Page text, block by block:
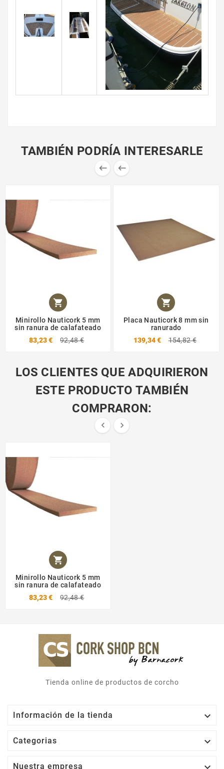
TAMBIÉN PODRÍA INTERESARLE
 

Minirollo Nauticork 5 mm
sin ranura de calafateado
83,23 €
92,48 €

Placa Nauticork 8 mm sin
ranurado
139,34 €
154,82 €
LOS CLIENTES QUE ADQUIRIERON
ESTE PRODUCTO TAMBIÉN
COMPRARON:
 

Minirollo Nauticork 5 mm
sin ranura de calafateado
83,23 €
92,48 €
Tienda online de productos de corcho
Información de la tienda 
Categorias 
Nuestra empresa